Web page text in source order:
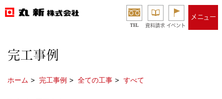
TEL 資料請求 イベント
メニュー
完工事例
ホーム 完工事例 全ての工事 すべて